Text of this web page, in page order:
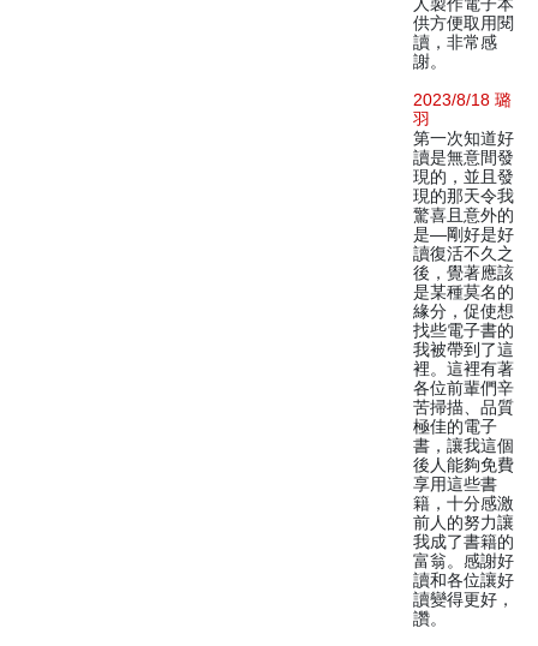
供方便取用閱
讀，非常感
謝。
2023/8/18 璐
羽
第一次知道好
讀是無意間發
現的，並且發
現的那天令我
驚喜且意外的
是—剛好是好
讀復活不久之
後，覺著應該
是某種莫名的
緣分，促使想
找些電子書的
我被帶到了這
裡。這裡有著
各位前輩們辛
苦掃描、品質
極佳的電子
書，讓我這個
後人能夠免費
享用這些書
籍，十分感激
前人的努力讓
我成了書籍的
富翁。感謝好
讀和各位讓好
讀變得更好，
讚。